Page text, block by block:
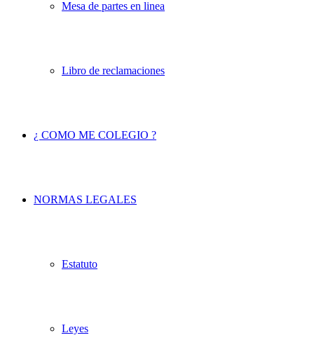
Mesa de partes en linea
Libro de reclamaciones
¿ COMO ME COLEGIO ?
NORMAS LEGALES
Estatuto
Leyes